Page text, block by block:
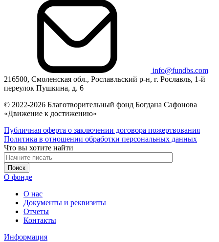
info@fundbs.com
216500, Смоленская обл., Рославльский р-н, г. Рославль, 1-й
переулок Пушкина, д. 6
© 2022-2026 Благотворительный фонд Богдана Сафонова
«Движение к достижению»
Публичная оферта о заключении договора пожертвования
Политика в отношении обработки персональных данных
Что вы хотите найти
О фонде
О нас
Документы и реквизиты
Отчеты
Контакты
Информация